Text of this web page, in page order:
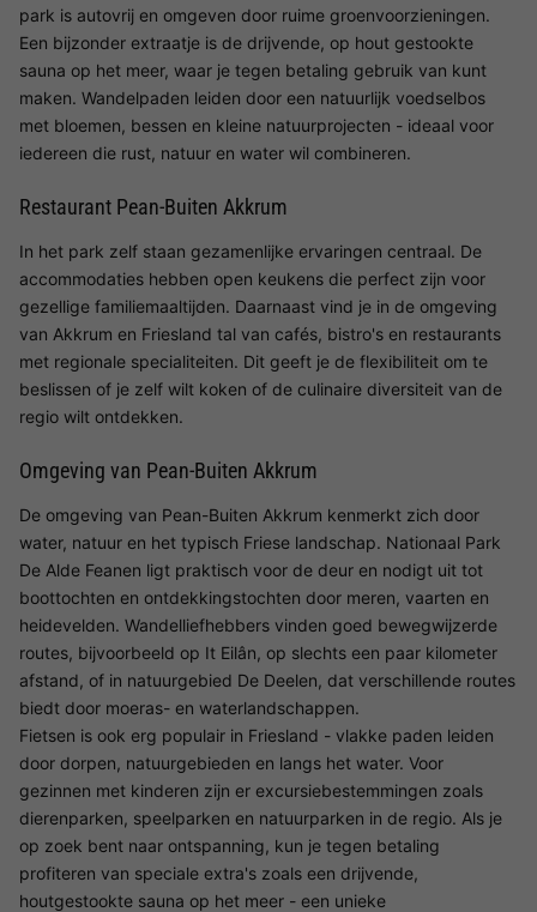
park is autovrij en omgeven door ruime groenvoorzieningen.
Een bijzonder extraatje is de drijvende, op hout gestookte
sauna op het meer, waar je tegen betaling gebruik van kunt
maken. Wandelpaden leiden door een natuurlijk voedselbos
met bloemen, bessen en kleine natuurprojecten - ideaal voor
iedereen die rust, natuur en water wil combineren.
Restaurant Pean-Buiten Akkrum
In het park zelf staan gezamenlijke ervaringen centraal. De
accommodaties hebben open keukens die perfect zijn voor
gezellige familiemaaltijden. Daarnaast vind je in de omgeving
van Akkrum en Friesland tal van cafés, bistro's en restaurants
met regionale specialiteiten. Dit geeft je de flexibiliteit om te
beslissen of je zelf wilt koken of de culinaire diversiteit van de
regio wilt ontdekken.
Omgeving van Pean-Buiten Akkrum
De omgeving van Pean-Buiten Akkrum kenmerkt zich door
water, natuur en het typisch Friese landschap. Nationaal Park
De Alde Feanen ligt praktisch voor de deur en nodigt uit tot
boottochten en ontdekkingstochten door meren, vaarten en
heidevelden. Wandelliefhebbers vinden goed bewegwijzerde
routes, bijvoorbeeld op It Eilân, op slechts een paar kilometer
afstand, of in natuurgebied De Deelen, dat verschillende routes
biedt door moeras- en waterlandschappen.
Fietsen is ook erg populair in Friesland - vlakke paden leiden
door dorpen, natuurgebieden en langs het water. Voor
gezinnen met kinderen zijn er excursiebestemmingen zoals
dierenparken, speelparken en natuurparken in de regio. Als je
op zoek bent naar ontspanning, kun je tegen betaling
profiteren van speciale extra's zoals een drijvende,
houtgestookte sauna op het meer - een unieke